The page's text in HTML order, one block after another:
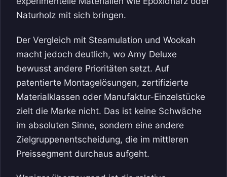
Naturholz mit sich bringen.
Der Vergleich mit Steamulation und Wookah
macht jedoch deutlich, wo Amy Deluxe
bewusst andere Prioritäten setzt. Auf
patentierte Montagelösungen, zertifizierte
Materialklassen oder Manufaktur-Einzelstücke
zielt die Marke nicht. Das ist keine Schwäche
im absoluten Sinne, sondern eine andere
Zielgruppenentscheidung, die im mittleren
Preissegment durchaus aufgeht.